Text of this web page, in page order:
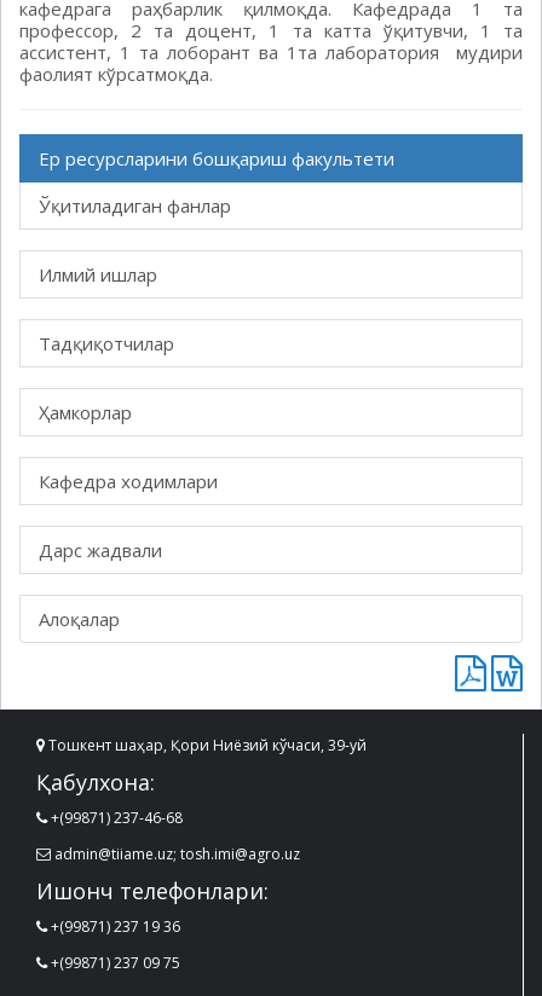
кафедрага раҳбарлик қилмоқда. Кафедрада 1 та
профессор, 2 та доцент, 1 та катта ўқитувчи, 1 та
ассистент, 1 та лоборант ва 1та лаборатория мудири
фаолият кўрсатмоқда.
Ер ресурсларини бошқариш факультети
Ўқитиладиган фанлар
Илмий ишлар
Тадқиқотчилар
Ҳамкорлар
Кафедра ходимлари
Дарс жадвали
Алоқалар
Тошкент шаҳар, Қори Ниёзий кўчаси, 39-уй
Қабулхона:
+(99871) 237-46-68
admin@tiiame.uz; tosh.imi@agro.uz
Ишонч телефонлари:
+(99871) 237 19 36
+(99871) 237 09 75